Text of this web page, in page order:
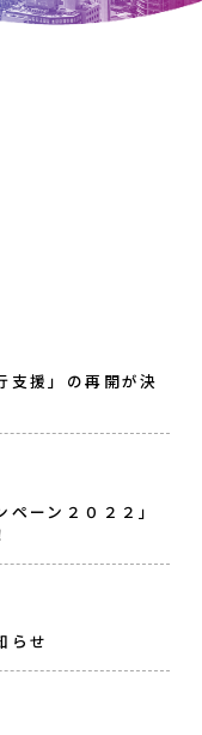
支援」の再開が決
ーン２０２２」
らせ